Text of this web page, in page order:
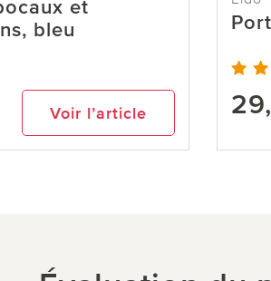
et
bleu
Voir l’article